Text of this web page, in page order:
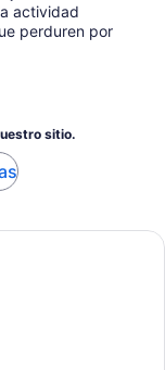
actividad
perduren por
sitio.